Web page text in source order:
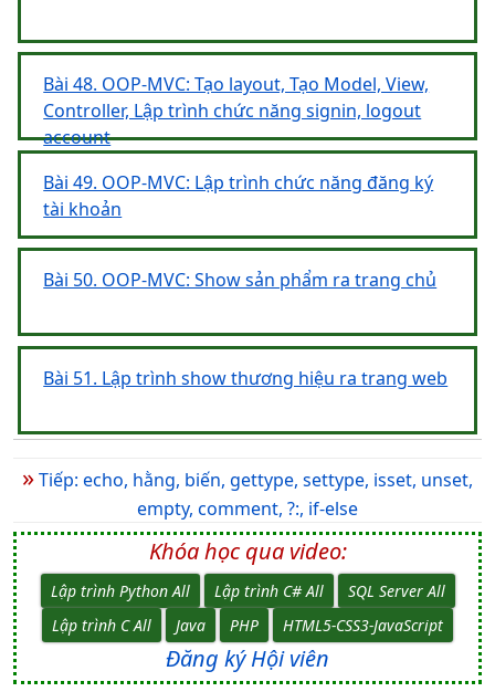
Bài 48. OOP-MVC: Tạo layout, Tạo Model, View,
Controller, Lập trình chức năng signin, logout
account
Bài 49. OOP-MVC: Lập trình chức năng đăng ký
tài khoản
Bài 50. OOP-MVC: Show sản phẩm ra trang chủ
Bài 51. Lập trình show thương hiệu ra trang web
»Tiếp: echo, hằng, biến, gettype, settype, isset, unset,
empty, comment, ?:, if-else
Khóa học qua video:
Lập trình Python All Lập trình C# All
SQL Server All
Lập trình C All
Java PHP HTML5-CSS3-JavaScript
Đăng ký Hội viên